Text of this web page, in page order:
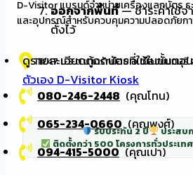
D-Visitor แบรนด์จำหน่ายเครื่องแลกบัตร
และอุปกรณ์สำหรับควบคุมความปลอดภัยก
111/47 ม.3 ต.บางรักน้อย อ.เมืองนนทบุ
080-246-2448 (คุณโทน)
065-234-0660 (คุณพงศ์)
094-415-5000 (คุณเปา)
ออกจากพื้นที่— ชำระค่าใช้จ่
ตั้งไว้
ดูรายละเอียดตู้กดบัตรที่ใช้ในขั้นตอ
ตัวเอง D-Visitor Kiosk
รับประกัน 2 ปี
ประสบ
ติดตั้งกว่า 500 โครงการทั่วประเทศ